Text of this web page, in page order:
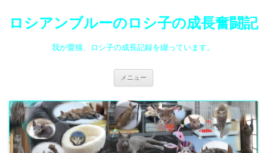
ロシアンブルーのロシ子の成長奮闘記
我が愛猫、ロシ子の成長記録を綴っています。
メニュー
ツ
へ
ス
キ
ッ
プ